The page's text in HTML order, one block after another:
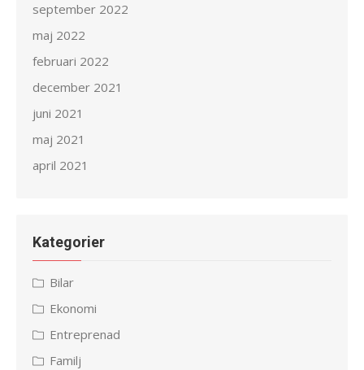
september 2022
maj 2022
februari 2022
december 2021
juni 2021
maj 2021
april 2021
Kategorier
Bilar
Ekonomi
Entreprenad
Familj